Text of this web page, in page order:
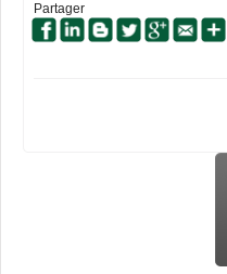
Partager